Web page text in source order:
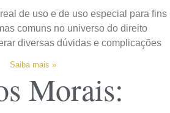
de uso e de uso especial para fins
comuns no universo do direito
diversas dúvidas e complicações
Saiba mais »
Morais: